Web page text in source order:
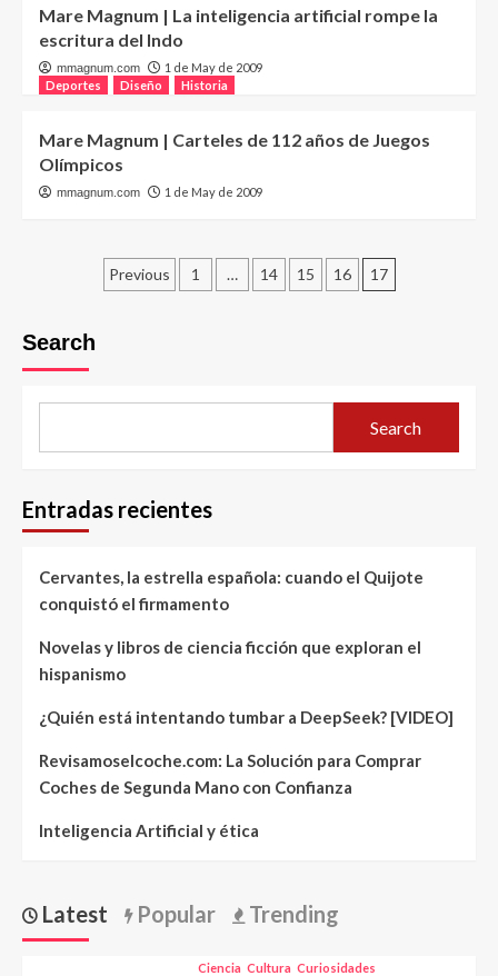
Mare Magnum | La inteligencia artificial rompe la
escritura del Indo
mmagnum.com
1 de May de 2009
Deportes
Diseño Historia
Mare Magnum | Carteles de 112 años de Juegos
Olímpicos
mmagnum.com 1 de May de 2009
Posts
Previous 1 … 14 15 16 17
Search
Search
Entradas recientes
Cervantes, la estrella española: cuando el Quijote
conquistó el firmamento
Novelas y libros de ciencia ficción que exploran el
hispanismo
¿Quién está intentando tumbar a DeepSeek? [VIDEO]
Revisamoselcoche.com: La Solución para Comprar
Coches de Segunda Mano con Confianza
Inteligencia Artificial y ética
Latest Popular Trending
Ciencia Cultura Curiosidades